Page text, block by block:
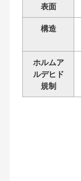
表面
構造
ホルムア
ルデヒド
規制